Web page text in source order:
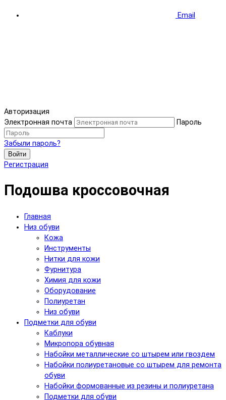
Email
Авторизация
Электронная почта
Пароль
Забыли пароль?
Войти
Регистрация
Подошва кроссовочная
Главная
Низ обуви
Кожа
Инструменты
Нитки для кожи
Фурнитура
Химия для кожи
Оборудование
Полиуретан
Низ обуви
Подметки для обуви
Каблуки
Микропора обувная
Набойки металлические со штырем или гвоздем
Набойки полиуретановые со штырем для ремонта
обуви
Набойки формованные из резины и полиуретана
Подметки для обуви